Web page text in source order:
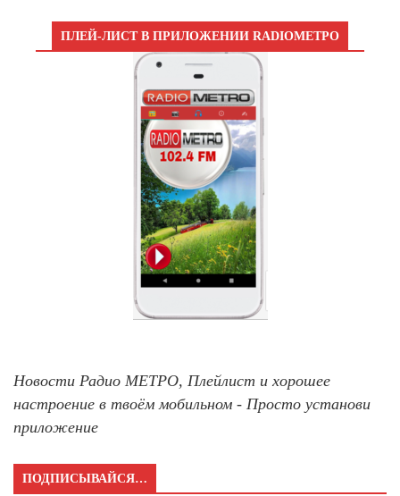
ПЛЕЙ-ЛИСТ В ПРИЛОЖЕНИИ RADIOМЕТРО
Новости Радио МЕТРО, Плейлист и хорошее
настроение в твоём мобильном - Просто установи
приложение
ПОДПИСЫВАЙСЯ…